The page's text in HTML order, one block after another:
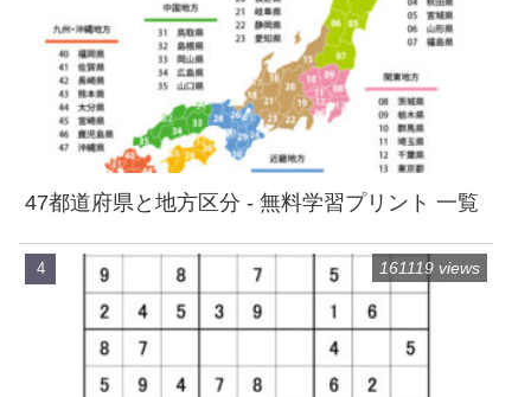
47都道府県と地方区分 - 無料学習プリント 一覧
161119 views